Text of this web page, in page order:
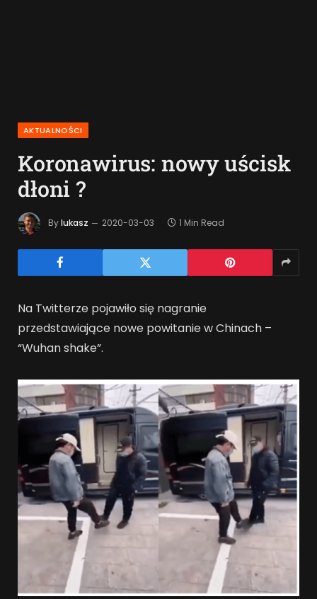
AKTUALNOŚCI
Koronawirus: nowy uścisk
dłoni ?
Bylukasz 2020-03-03 1 Min Read
Na Twitterze pojawiło się nagranie
przedstawiające nowe powitanie w Chinach –
“Wuhan shake”.